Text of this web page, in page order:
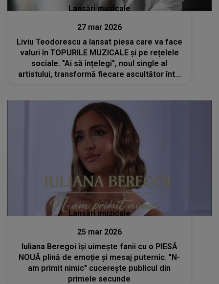
Lansări muzicale
27 mar 2026
Liviu Teodorescu a lansat piesa care va face
valuri în TOPURILE MUZICALE și pe rețelele
sociale. "Ai să înțelegi", noul single al
artistului, transformă fiecare ascultător într-
Lansări muzicale
25 mar 2026
Iuliana Beregoi își uimește fanii cu o PIESĂ
NOUĂ plină de emoție și mesaj puternic. "N-
am primit nimic" cucerește publicul din
primele secunde